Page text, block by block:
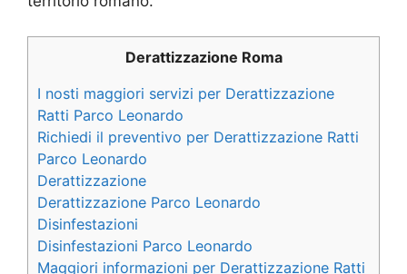
Derattizzazione Roma
I nosti maggiori servizi per Derattizzazione
Ratti Parco Leonardo
Richiedi il preventivo per Derattizzazione Ratti
Parco Leonardo
Derattizzazione
Derattizzazione Parco Leonardo
Disinfestazioni
Disinfestazioni Parco Leonardo
Maggiori informazioni per Derattizzazione Ratti